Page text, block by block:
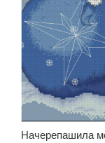
Начерепашила